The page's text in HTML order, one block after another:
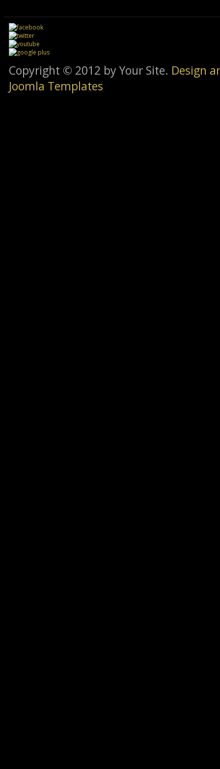
Copyright © 2012 by Your Site. Design
Joomla Templates